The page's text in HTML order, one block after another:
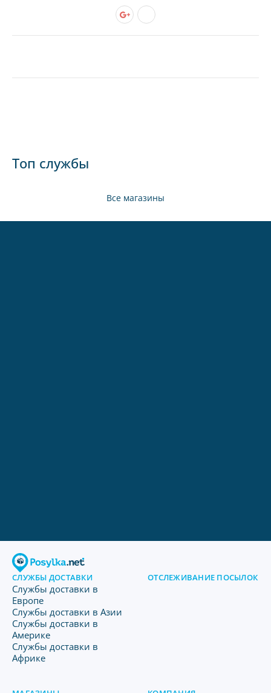
Топ службы
Все магазины
СЛУЖБЫ ДОСТАВКИ
Службы доставки в
Европе
Службы доставки в Азии
Службы доставки в
Америке
Службы доставки в
Африке
ОТСЛЕЖИВАНИЕ ПОСЫЛОК